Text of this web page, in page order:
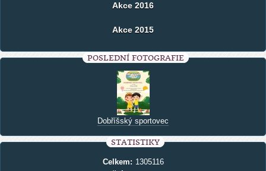
Akce 2016
Akce 2015
POSLEDNÍ FOTOGRAFIE
Dobříšský sportovec
STATISTIKY
Celkem: 1305116